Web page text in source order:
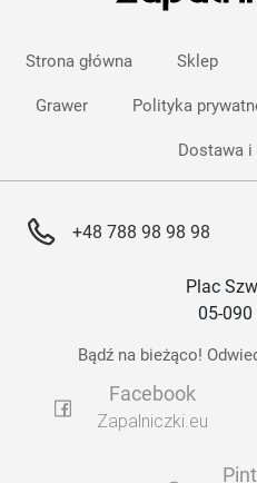
Strona główna Sklep
Grawer Polityka
Dostawa i
+48 788 98 98 98
Plac
05-
Bądź na bieżąco!
Facebook
Zapalniczki.eu